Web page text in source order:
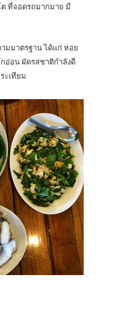
ที่จอดรถมากมาย มี
มมาตรฐาน ได้แก่ หอย
อ่อน ผัดรสชาติกำลังดี
ะเทียม